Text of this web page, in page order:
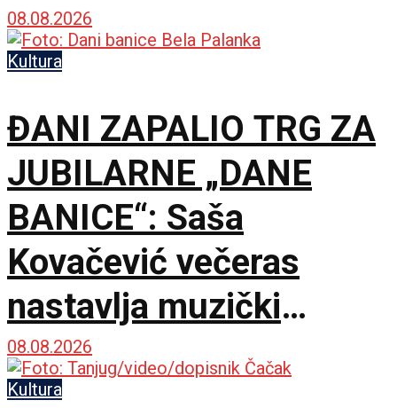
Popoviću
08.08.2026
Kultura
ĐANI ZAPALIO TRG ZA
JUBILARNE „DANE
BANICE“: Saša
Kovačević večeras
nastavlja muzički
maraton u Beloj Palanci
08.08.2026
Kultura